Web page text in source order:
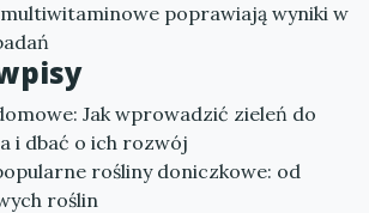
poprawiają wyniki w
Jak wprowadzić zieleń do
i dbać o ich rozwój
rośliny doniczkowe: od
roślin